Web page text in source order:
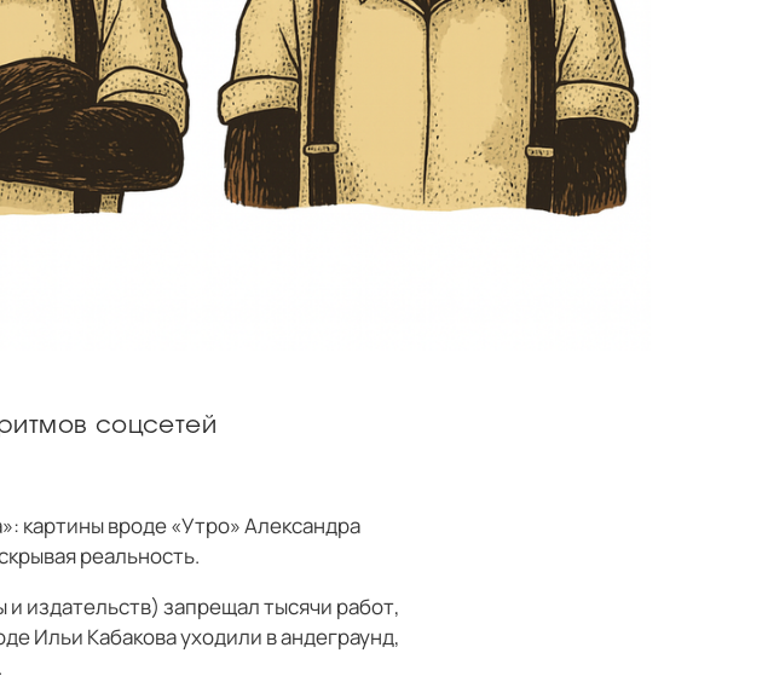
соцсетей
картины вроде «Утро» Александра
реальность.
издательств) запрещал тысячи работ,
Ильи Кабакова уходили в андеграунд,